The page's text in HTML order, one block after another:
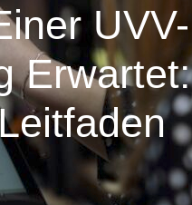
UVV-
Erwartet: